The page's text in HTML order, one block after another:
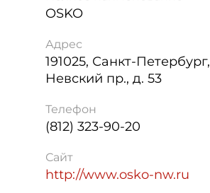
OSKO
Адрес
191025, Санкт-Петербург,
Невский пр., д. 53
Телефон
(812) 323-90-20
Сайт
http://www.osko-nw.ru